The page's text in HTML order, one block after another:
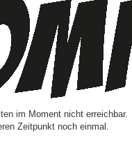
im Moment nicht erreichbar.
Zeitpunkt noch einmal.